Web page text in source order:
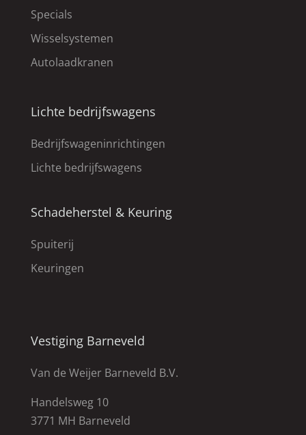
Specials
Wisselsystemen
Autolaadkranen
Lichte bedrijfswagens
Bedrijfswageninrichtingen
Lichte bedrijfswagens
Schadeherstel & Keuring
Spuiterij
Keuringen
Vestiging Barneveld
Van de Weijer Barneveld B.V.
Handelsweg 10
3771 MH Barneveld